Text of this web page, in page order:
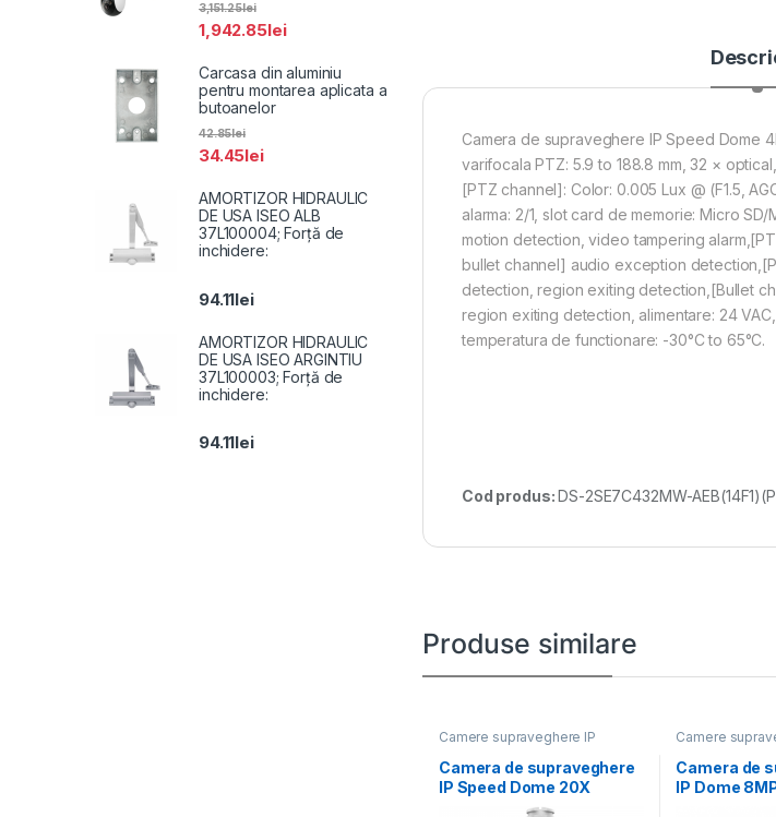
Camera de supraveghere IP Speed Dome
varifocala PTZ: 5.9 to 188.8 mm, 32 ×
[PTZ channel]: Color: 0.005 Lux @ (F1.5,
alarma: 2/1, slot card de memorie: Micro
motion detection, video tampering
bullet channel] audio exception
detection, region exiting detection,[Bullet
region exiting detection, alimentare: 24
temperatura de functionare: -30°C to 65°C.
Cod produs:DS-2SE7C432MW-
Produse similare
Camere supraveghere IP
Camera de supraveghere
IP Speed Dome 20X
ColorVu 2MP Hikvision
Camere
Camera de
IP Dome
1,942.85lei
3,151.25lei
Carcasa din aluminiu
pentru montarea aplicata a
butoanelor
34.45lei
42.85lei
AMORTIZOR HIDRAULIC
DE USA ISEO ALB
37L100004; Forță de
inchidere:
94.11lei
AMORTIZOR HIDRAULIC
DE USA ISEO ARGINTIU
37L100003; Forță de
inchidere:
94.11lei